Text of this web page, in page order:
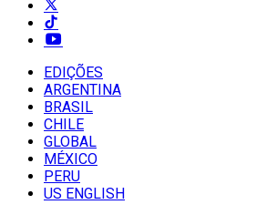
EDIÇÕES
ARGENTINA
BRASIL
CHILE
GLOBAL
MÉXICO
PERU
US ENGLISH